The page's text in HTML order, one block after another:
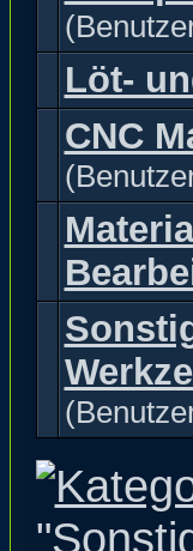
Löt-
CNC